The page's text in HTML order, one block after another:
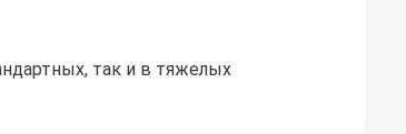
так и в тяжелых